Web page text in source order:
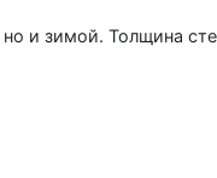
и зимой. Толщина